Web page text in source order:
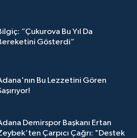
“Çukurova Bu Yıl Da
Gösterdi”
Bu Lezzetini Gören
Demirspor Başkanı Ertan
Çarpıcı Çağrı: "Destek